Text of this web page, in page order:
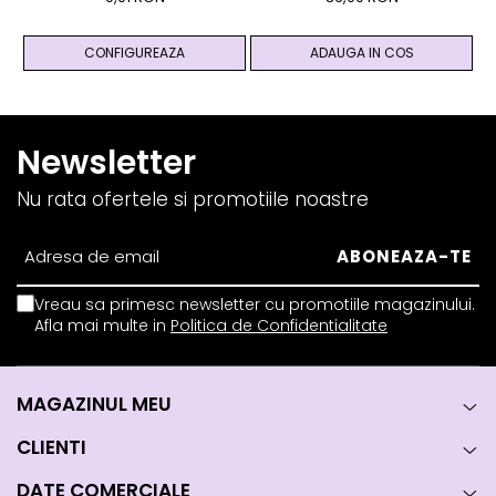
CONFIGUREAZA ADAUGA IN COS
Newsletter
Nu rata ofertele si promotiile noastre
Vreau sa primesc newsletter cu promotiile magazinului.
Afla mai multe in Politica de Confidentialitate
MAGAZINUL MEU
CLIENTI